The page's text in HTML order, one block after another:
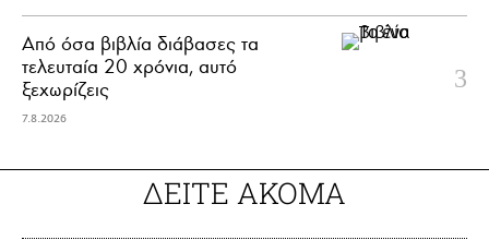
Από όσα βιβλία διάβασες τα
τελευταία 20 χρόνια, αυτό
ξεχωρίζεις
7.8.2026
ΔΕΙΤΕ ΑΚΟΜΑ